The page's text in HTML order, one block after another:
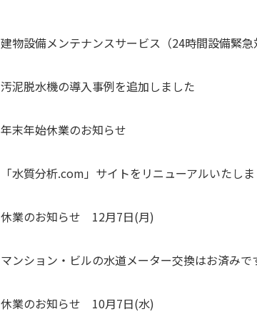
建物設備メンテナンスサービス（24時間設備緊
汚泥脱水機の導入事例を追加しました
年末年始休業のお知らせ
「水質分析.com」サイトをリニューアルいたしま
休業のお知らせ 12月7日(月)
マンション・ビルの水道メーター交換はお済みで
休業のお知らせ 10月7日(水)